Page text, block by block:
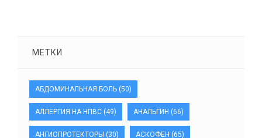
МЕТКИ
АБДОМИНАЛЬНАЯ БОЛЬ (50)
АЛЛЕРГИЯ НА НПВС (49) АНАЛЬГИН (66)
АНГИОПРОТЕКТОРЫ (30) АСКОФЕН (65)